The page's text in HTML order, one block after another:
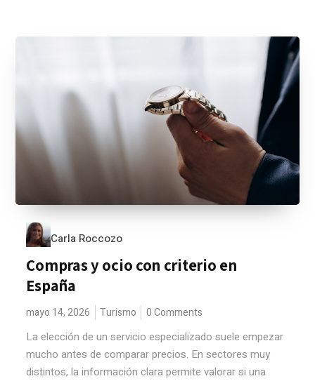
Carla Roccozo
Compras y ocio con criterio en
España
mayo 14, 2026 Turismo 0 Comments
La elección de un servicio especializado suele empezar
mucho antes de comparar precios. En sectores muy
distintos, la información clara permite valorar si una